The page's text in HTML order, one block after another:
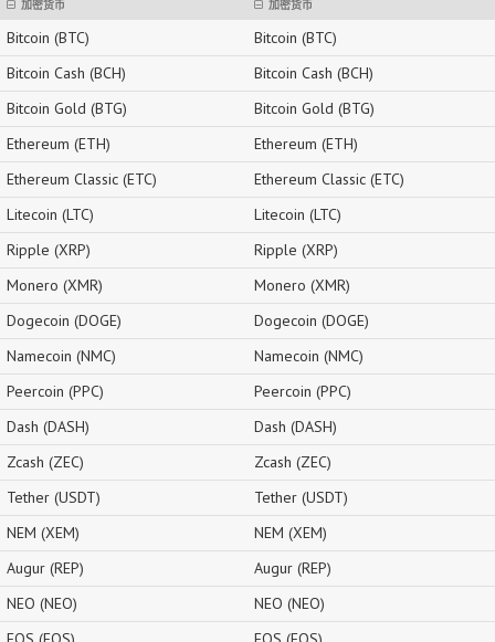
加密货币
Bitcoin (BTC)
Bitcoin Cash (BCH)
Bitcoin Gold (BTG)
Ethereum (ETH)
Ethereum Classic (ETC)
Litecoin (LTC)
Ripple (XRP)
Monero (XMR)
Dogecoin (DOGE)
Namecoin (NMC)
Peercoin (PPC)
Dash (DASH)
Zcash (ZEC)
Tether (USDT)
NEM (XEM)
Augur (REP)
NEO (NEO)
加密货币
Bitcoin (BTC)
Bitcoin Cash (BCH)
Bitcoin Gold (BTG)
Ethereum (ETH)
Ethereum Classic (ETC)
Litecoin (LTC)
Ripple (XRP)
Monero (XMR)
Dogecoin (DOGE)
Namecoin (NMC)
Peercoin (PPC)
Dash (DASH)
Zcash (ZEC)
Tether (USDT)
NEM (XEM)
Augur (REP)
NEO (NEO)